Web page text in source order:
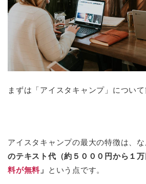
まずは「アイスタキャンプ」について
アイスタキャンプの最大の特徴は、
のテキスト代（約５０００円から１
料が無料 」 という点です。